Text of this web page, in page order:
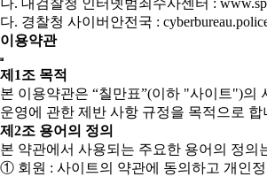
나. 대검찰청 인터넷범죄수사센터 :
다. 경찰청 사이버안전국 :
이용약관
제1조 목적
본 이용약관은 “칠만표”(이하 "사이트")의
운영에 관한 제반 사항 규정을 목적으로 합
제2조 용어의 정의
본 약관에서 사용되는 주요한 용어의 정의
① 회원 : 사이트의 약관에 동의하고 개인